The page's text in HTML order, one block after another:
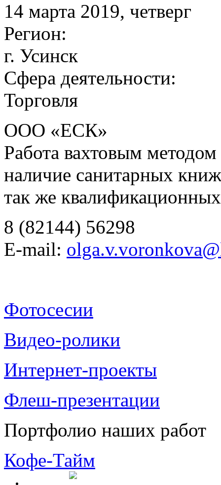
14 марта 2019, четверг
Регион:
г. Усинск
Сфера деятельности:
Торговля
ООО «ЕСК»
Работа вахтовым методом
наличие санитарных
так же
8 (82144) 56298
E-mail:
Фотосесии
Видео-ролики
Интернет-проекты
Флеш-презентации
Портфолио наших работ
Кофе-Тайм